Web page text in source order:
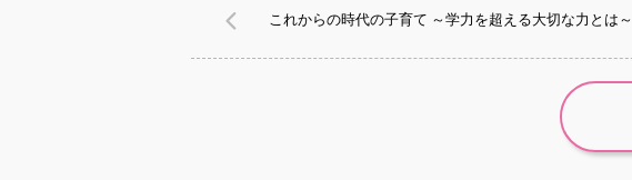
これからの時代の子育て ～学力を超える大切な力とは～